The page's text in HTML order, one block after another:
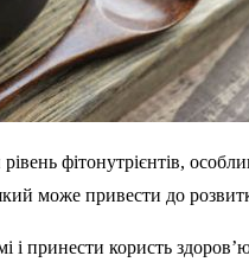
фітонутрієнтів,
може привести до
і принести користь